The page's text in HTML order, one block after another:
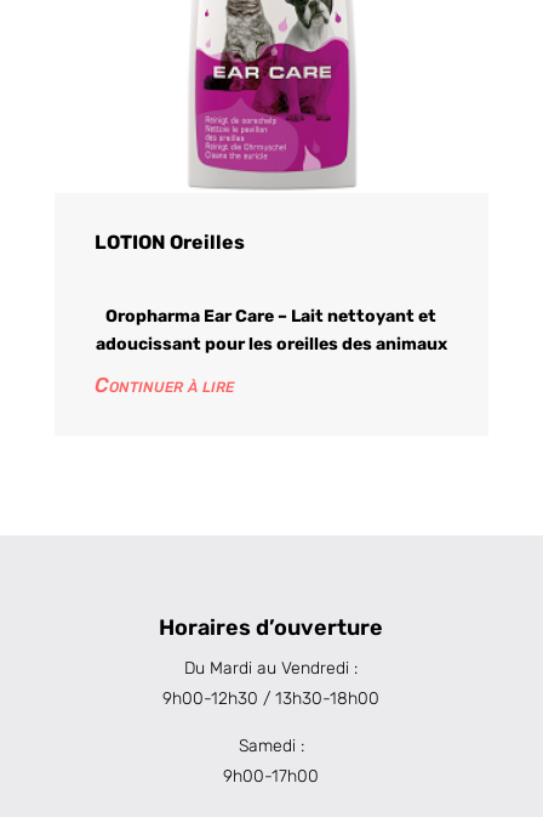
LOTION Oreilles
Oropharma Ear Care – Lait nettoyant et
adoucissant pour les oreilles des animaux
Continuer à lire
Horaires d’ouverture
Du Mardi au Vendredi :
9h00-12h30 / 13h30-18h00
Samedi :
9h00-17h00